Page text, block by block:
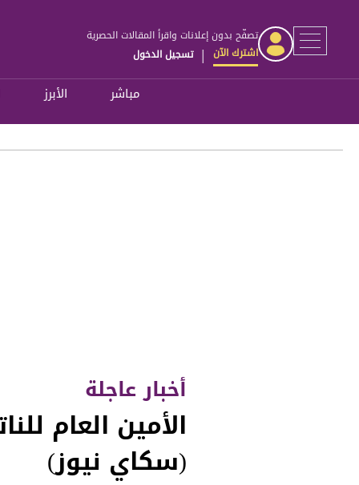
تصفّح بدون إعلانات واقرأ المقالات الحصرية
اشترك الآن | تسجيل الدخول
مباشر الأبرز
أخبار عاجلة
الأمين العام
(سكاي نيوز)